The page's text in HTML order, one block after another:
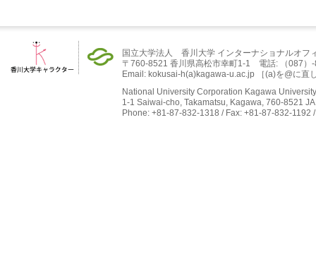
国立大学法人 香川大学 インターナショナルオフ
〒760-8521 香川県高松市幸町1-1 電話: （087）
Email: kokusai-h(a)kagawa-u.ac.jp ［(a)を@に直
National University Corporation Kagawa
1-1 Saiwai-cho, Takamatsu, Kagawa, 760-8521
Phone: +81-87-832-1318 / Fax: +81-87-832-